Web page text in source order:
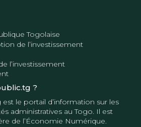
Togolaise
de l’investissement
l’investissement
?
est le portail d’information sur les
administratives au Togo. Il est
de l’Économie Numérique.